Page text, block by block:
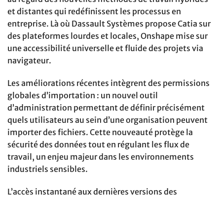
et distantes qui redéfinissent les processus en
entreprise. Là où Dassault Systèmes propose Catia sur
des plateformes lourdes et locales, Onshape mise sur
une accessibilité universelle et fluide des projets via
navigateur.
Les améliorations récentes intègrent des permissions
globales d’importation : un nouvel outil
d’administration permettant de définir précisément
quels utilisateurs au sein d’une organisation peuvent
importer des fichiers. Cette nouveauté protège la
sécurité des données tout en régulant les flux de
travail, un enjeu majeur dans les environnements
industriels sensibles.
L’accès instantané aux dernières versions des